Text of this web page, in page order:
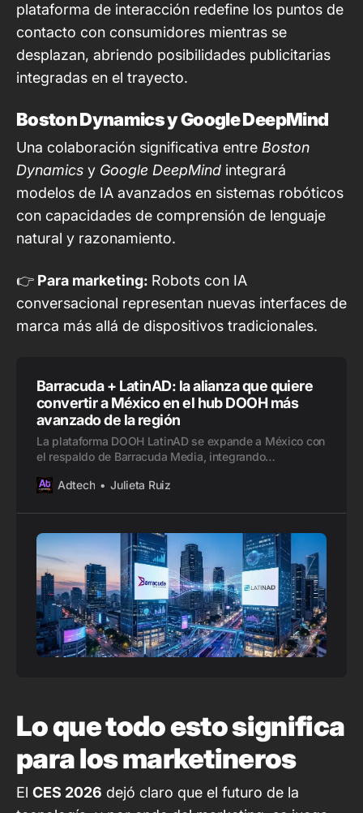
plataforma de interacción redefine los puntos de
contacto con consumidores mientras se
desplazan, abriendo posibilidades publicitarias
integradas en el trayecto.
Boston Dynamics y Google DeepMind
Una colaboración significativa entre Boston
Dynamics y Google DeepMind integrará
modelos de IA avanzados en sistemas robóticos
con capacidades de comprensión de lenguaje
natural y razonamiento.
👉 Para marketing: Robots con IA
conversacional representan nuevas interfaces de
marca más allá de dispositivos tradicionales.
Barracuda + LatinAD: la alianza que quiere
convertir a México en el hub DOOH más
avanzado de la región
La plataforma DOOH LatinAD se expande a México con
el respaldo de Barracuda Media, integrando
Adtech
Julieta Ruiz
Lo que todo esto significa
para los marketineros
El CES 2026 dejó claro que el futuro de la